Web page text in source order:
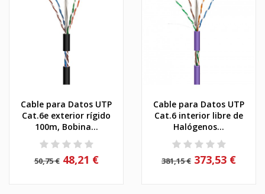
Cable para Datos UTP
Cat.6e exterior rígido
100m, Bobina...
50,75 € 48,21 €
Cable para Datos UTP
Cat.6 interior libre de
Halógenos...
381,15 € 373,53 €